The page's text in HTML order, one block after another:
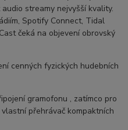
streamy nejvyšší kvality.
Spotify Connect, Tidal
čeká na objevení obrovský
cenných fyzických hudebních
gramofonu , zatímco pro
přehrávač kompaktních